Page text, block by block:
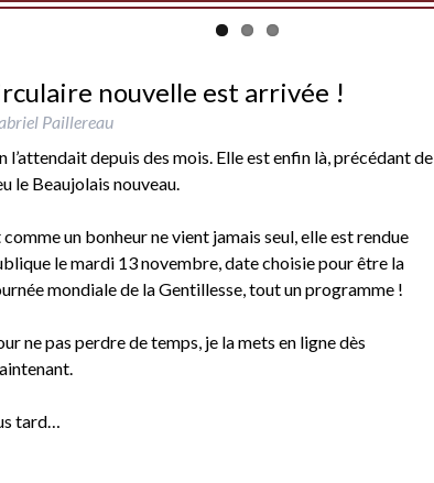
nouvelle est arrivée !
Paillereau
l’attendait depuis des mois. Elle est enfin là, précédant de
le Beaujolais nouveau.
comme un bonheur ne vient jamais seul, elle est rendue
le mardi 13 novembre, date choisie pour être la
mondiale de la Gentillesse, tout un programme !
ne pas perdre de temps, je la mets en ligne dès
tard…